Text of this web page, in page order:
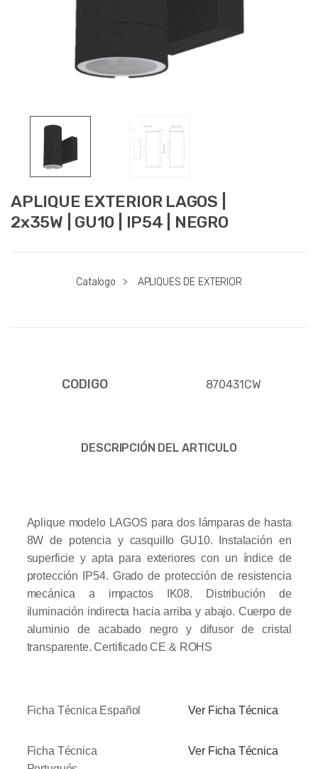
APLIQUE EXTERIOR LAGOS |
2x35W | GU10 | IP54 | NEGRO
Catalogo > APLIQUES DE EXTERIOR
CODIGO 870431CW
DESCRIPCIÓN DEL ARTICULO
Aplique modelo LAGOS para dos lámparas de hasta
8W de potencia y casquillo GU10. Instalación en
superficie y apta para exteriores con un índice de
protección IP54. Grado de protección de resistencia
mecánica a impactos IK08. Distribución de
iluminación indirecta hacia arriba y abajo. Cuerpo de
aluminio de acabado negro y difusor de cristal
transparente.Certificado CE & ROHS
Ficha Técnica Español Ver Ficha Técnica
Ficha Técnica
Ver Ficha Técnica